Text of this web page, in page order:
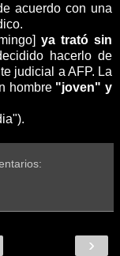
acuerdo con una
ya trató sin
hacerlo de
judicial a AFP. La
hombre"joven" y
›